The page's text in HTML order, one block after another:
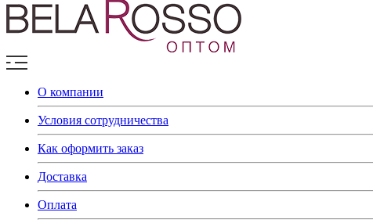
О компании
Условия сотрудничества
Как оформить заказ
Доставка
Оплата